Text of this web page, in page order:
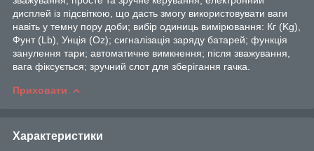
дисплей із підсвіткою, що дасть змогу використовувати ваги
навіть у темну пору доби; вибір одиниць вимірювання: Кг (Kg),
Фунт (Lb), Унція (Oz); сигналізація заряду батарей; функція
занулення тари; автоматичне вимкнення; після зважування,
вага фіксується; зручний слот для зберігання гачка.
Приховати
Характеристики